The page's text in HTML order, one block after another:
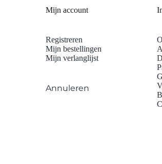
Mijn account
Registreren
Mijn bestellingen
Mijn verlanglijst
Annuleren